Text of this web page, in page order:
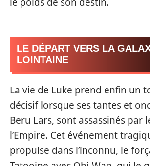
LE DÉPART VERS LA
LOINTAINE
La vie de Luke prend enfin un
décisif lorsque ses tantes et
Beru Lars, sont assassinés par
l’Empire. Cet événement
propulse dans l’inconnu, le